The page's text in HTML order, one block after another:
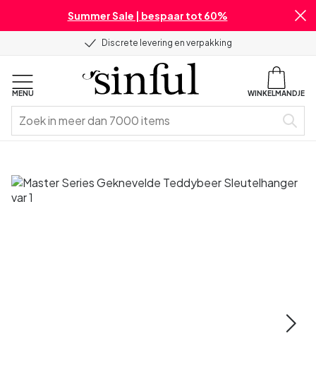
Summer Sale | bespaar tot 60%
Discrete levering en verpakking
MENU WINKELMANDJE